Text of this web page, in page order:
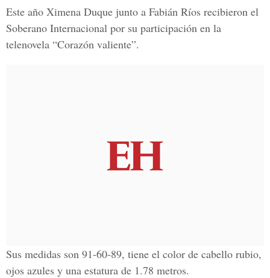
Este año Ximena Duque junto a Fabián Ríos recibieron el
Soberano Internacional por su participación en la
telenovela “Corazón valiente”.
Sus medidas son 91-60-89, tiene el color de cabello rubio,
ojos azules y una estatura de 1.78 metros.